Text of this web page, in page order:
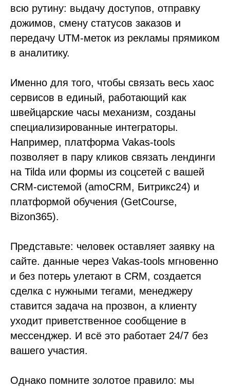
всю рутину: выдачу доступов, отправку
дожимов, смену статусов заказов и
передачу UTM-меток из рекламы прямиком
в аналитику.
Именно для того, чтобы связать весь хаос
сервисов в единый, работающий как
швейцарские часы механизм, созданы
специализированные интеграторы.
Например, платформа Vakas-tools
позволяет в пару кликов связать лендинги
на Tilda или формы из соцсетей с вашей
CRM-системой (amoCRM, Битрикс24) и
платформой обучения (GetCourse,
Bizon365).
Представьте: человек оставляет заявку на
сайте. данные через Vakas-tools мгновенно
и без потерь улетают в CRM, создается
сделка с нужными тегами, менеджеру
ставится задача на прозвон, а клиенту
уходит приветственное сообщение в
мессенджер. И всё это работает 24/7 без
вашего участия.
Однако помните золотое правило: мы